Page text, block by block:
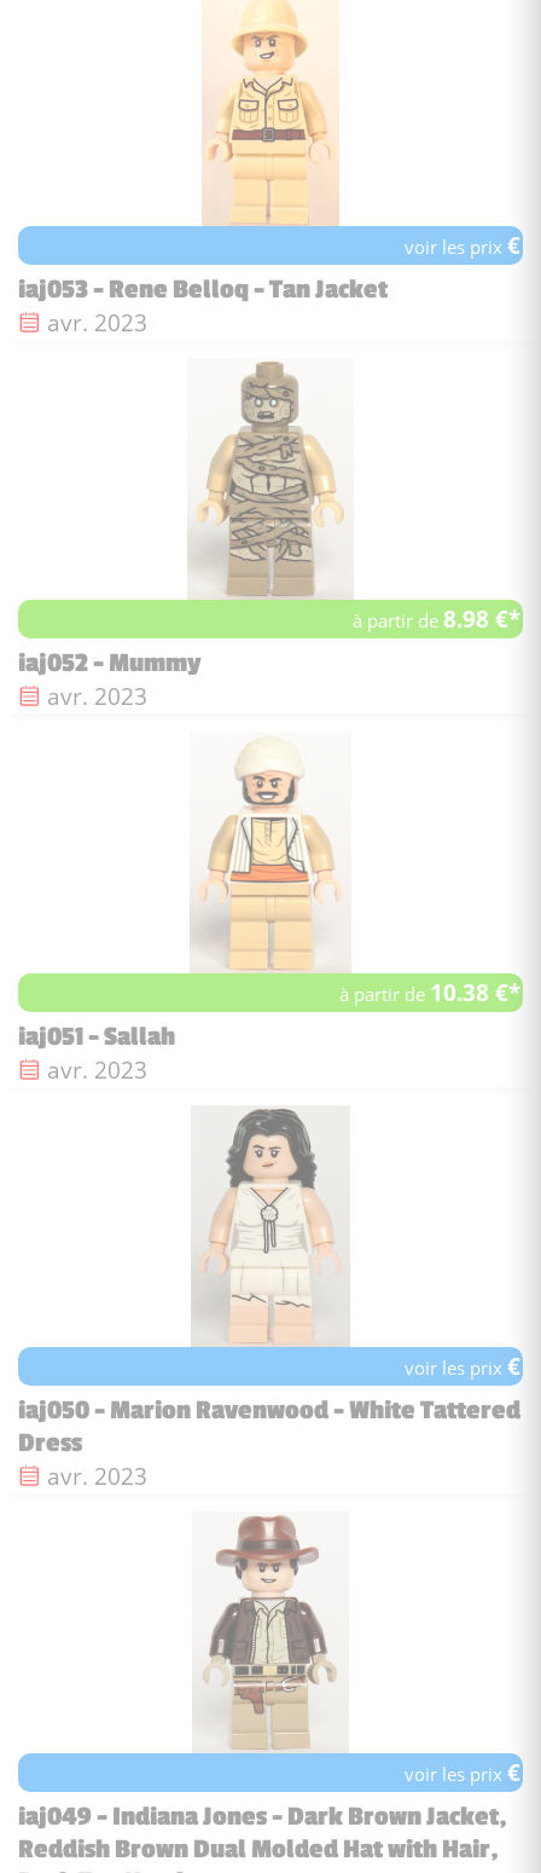
voir les prix€
iaj053 - Rene Belloq - Tan Jacket
Date de sortie :
avr. 2023
à partir de8.98 €*
iaj052 - Mummy
Date de sortie :
avr. 2023
à partir de 10.38 €*
iaj051 - Sallah
Date de sortie :
avr. 2023
voir les prix€
iaj050 - Marion Ravenwood - White Tattered
Dress
Date de sortie :
avr. 2023
voir les prix€
iaj049 - Indiana Jones - Dark Brown Jacket,
Reddish Brown Dual Molded Hat with Hair,